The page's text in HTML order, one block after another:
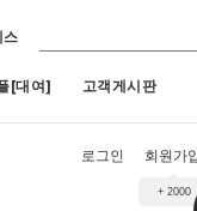
[대여] 고객게시판
[구매]아루네스진주 (1
로그인 회원가
+ 2000